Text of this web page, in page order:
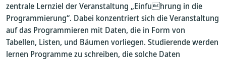
zentrale Lernziel der Veranstaltung „Einfuhrung in die
Programmierung“. Dabei konzentriert sich die Veranstaltung
auf das Programmieren mit Daten, die in Form von
Tabellen, Listen, und Bäumen vorliegen. Studierende werden
lernen Programme zu schreiben, die solche Daten